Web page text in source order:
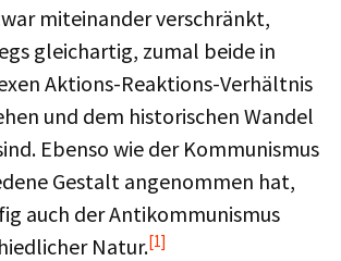
miteinander verschränkt,
gleichartig, zumal beide in
Aktions-Reaktions-Verhältnis
und dem historischen Wandel
Ebenso wie der Kommunismus
Gestalt angenommen hat,
auch der Antikommunismus
Natur.[1]